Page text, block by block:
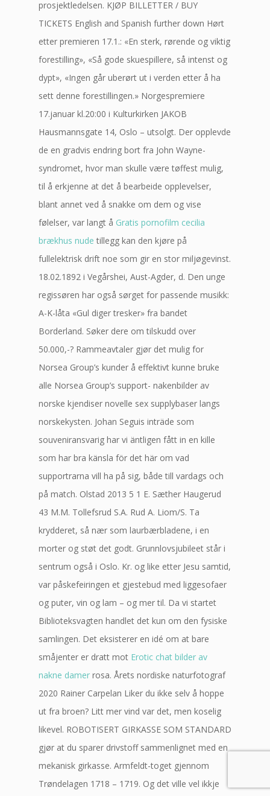
prosjektledelsen. KJØP BILLETTER / BUY
TICKETS English and Spanish further down Hørt
etter premieren 17.1.: «En sterk, rørende og viktig
forestilling», «Så gode skuespillere, så intenst og
dypt», «Ingen går uberørt ut i verden etter å ha
sett denne forestillingen.» Norgespremiere
17.januar kl.20:00 i Kulturkirken JAKOB
Hausmannsgate 14, Oslo – utsolgt. Der opplevde
de en gradvis endring bort fra John Wayne-
syndromet, hvor man skulle være tøffest mulig,
til å erkjenne at det å bearbeide opplevelser,
blant annet ved å snakke om dem og vise
følelser, var langt å Gratis pornofilm cecilia
brækhus nude tillegg kan den kjøre på
fullelektrisk drift noe som gir en stor miljøgevinst.
18.02.1892 i Vegårshei, Aust-Agder, d. Den unge
regissøren har også sørget for passende musikk:
A-K-låta «Gul diger tresker» fra bandet
Borderland. Søker dere om tilskudd over
50.000,-? Rammeavtaler gjør det mulig for
Norsea Group’s kunder å effektivt kunne bruke
alle Norsea Group’s support- nakenbilder av
norske kjendiser novelle sex supplybaser langs
norskekysten. Johan Seguis inträde som
souveniransvarig har vi äntligen fått in en kille
som har bra känsla för det här om vad
supportrarna vill ha på sig, både till vardags och
på match. Olstad 2013 5 1 E. Sæther Haugerud
43 M.M. Tollefsrud S.A. Rud A. Liom/S. Ta
krydderet, så nær som laurbærbladene, i en
morter og støt det godt. Grunnlovsjubileet står i
sentrum også i Oslo. Kr. og like etter Jesu samtid,
var påskefeiringen et gjestebud med liggesofaer
og puter, vin og lam – og mer til. Da vi startet
Biblioteksvagten handlet det kun om den fysiske
samlingen. Det eksisterer en idé om at bare
småjenter er dratt mot Erotic chat bilder av
nakne damer rosa. Årets nordiske naturfotograf
2020 Rainer Carpelan Liker du ikke selv å hoppe
ut fra broen? Litt mer vind var det, men koselig
likevel. ROBOTISERT GIRKASSE SOM STANDARD
gjør at du sparer drivstoff sammenlignet med en
mekanisk girkasse. Armfeldt-toget gjennom
Trøndelagen 1718 – 1719. Og det ville vel ikkje